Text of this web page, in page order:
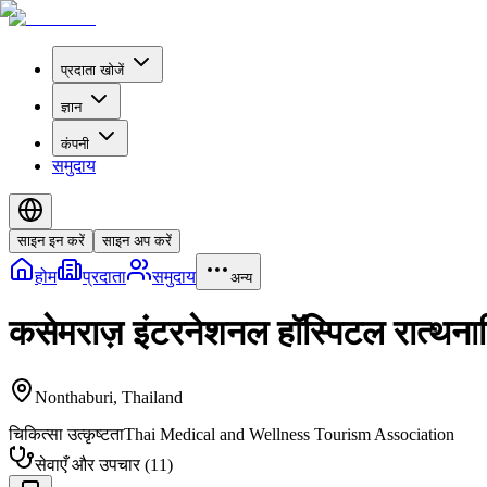
प्रदाता खोजें
ज्ञान
कंपनी
समुदाय
साइन इन करें साइन अप करें
होम प्रदाता समुदाय अन्य
कसेमराज़ इंटरनेशनल हॉस्पिटल
Nonthaburi, Thailand
चिकित्सा उत्कृष्टताThai Medical and Wellness Tourism Association
सेवाएँ और उपचार(11)